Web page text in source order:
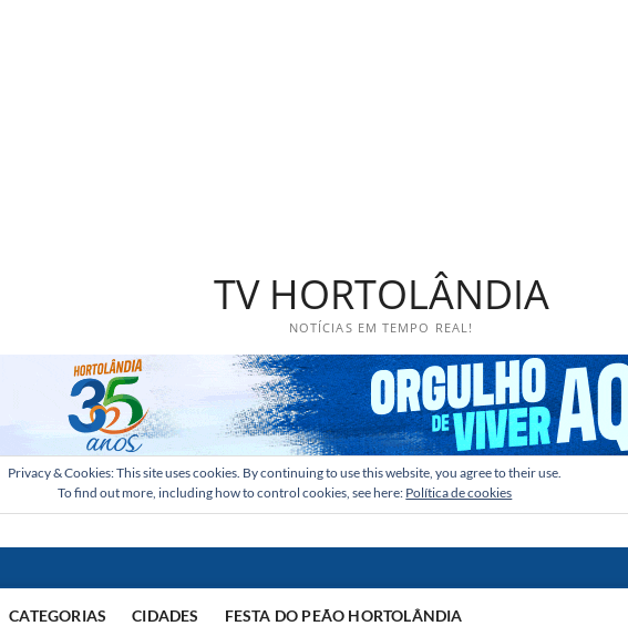
TV HORTOLÂNDIA
NOTÍCIAS EM TEMPO REAL!
Privacy & Cookies: This site uses cookies. By continuing to use this website, you agree to their use.
To find out more, including how to control cookies, see here: Política de cookies
CATEGORIAS CIDADES FESTA DO PEÃO HORTOLÂNDIA